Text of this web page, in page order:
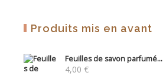
Produits mis en avant
Feuilles de savon parfumé...
4,00 €